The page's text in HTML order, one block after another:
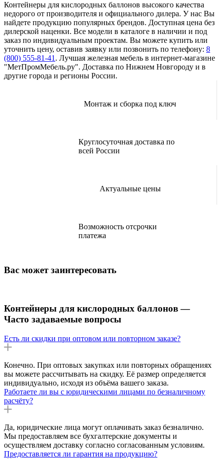
Контейнеры для кислородных баллонов высокого качества
недорого от производителя и официального дилера. У нас Вы
найдете продукцию популярных брендов. Доступная цена без
дилерской наценки. Все модели в каталоге в наличии и под
заказ по индивидуальным проектам. Вы можете купить или
уточнить цену, оставив заявку или позвонить по телефону: 8
(800) 555-81-41 . Лучшая железная мебель в интернет-магазине
"МетПромМебель.ру". Доставка по Нижнем Новгороду и в
другие города и регионы России.
Монтаж и сборка под ключ
Круглосуточная доставка по
всей России
Актуальные цены
Возможность отсрочки
платежа
Вас может заинтересовать
Контейнеры для кислородных баллонов —
Часто задаваемые вопросы
Есть ли скидки при оптовом или повторном заказе?
Конечно. При оптовых закупках или повторных обращениях
вы можете рассчитывать на скидку. Её размер определяется
индивидуально, исходя из объёма вашего заказа.
Работаете ли вы с юридическими лицами по безналичному
расчёту?
Да, юридические лица могут оплачивать заказ безналично.
Мы предоставляем все бухгалтерские документы и
осуществляем доставку согласно согласованным условиям.
Предоставляется ли гарантия на продукцию?